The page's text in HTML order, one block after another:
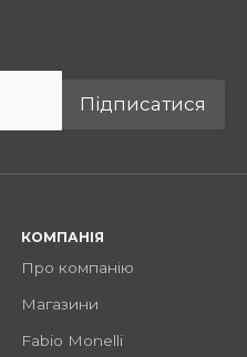
Підписатися
КОМПАНІЯ
Про компанію
Магазини
Fabio Monelli